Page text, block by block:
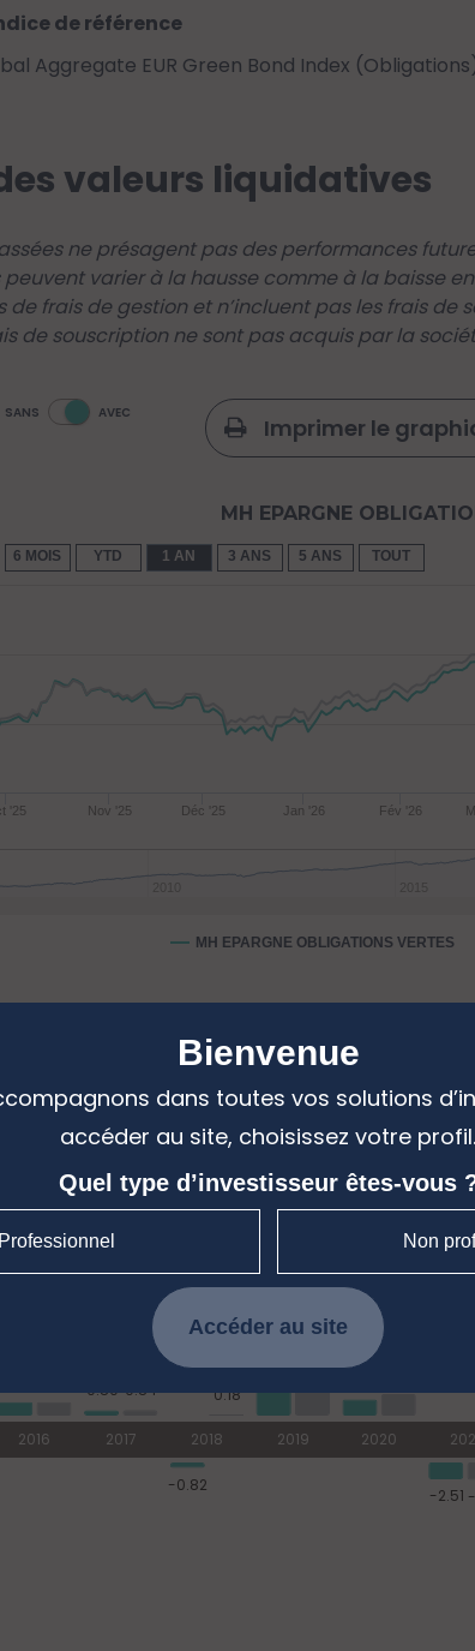
de référence
Aggregate EUR Green Bond Index
valeurs liquidatives
ne présagent pas des performances
varier à la hausse comme à la baisse
de frais de gestion et n’incluent pas les frais
de souscription ne sont pas acquis par la
SANS AVEC
Imprimer le
6 MOIS YTD 1 AN 3 ANS 5 ANS TOUT
MH EPARGNE
MH EPARGNE OBLIGATIONS VERTES
'25 Nov '25 Déc '25 Jan '26 Fév '26
annualisées
Aggregate EUR Green Bond Index
Bienvenue
dans toutes vos solutions
accéder au site, choisissez votre profil.
Quel type d’investisseur êtes-vous
Non
Accéder au site